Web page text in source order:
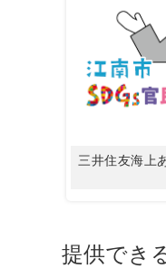
三井住友海上
提供でき